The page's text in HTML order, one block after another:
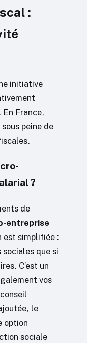
:
initiative
En France,
peine de
?
de
entreprise
est simplifiée :
que si
C’est un
vos
le
option
sociale